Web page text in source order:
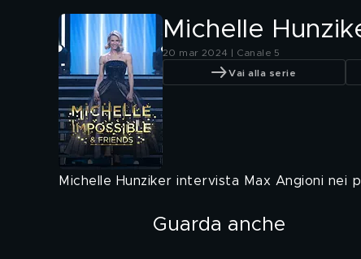
Michelle
20 mar 2024 | Canale 5
Vai alla serie
Michelle Hunziker intervista Max Angioni nei
Guarda anche